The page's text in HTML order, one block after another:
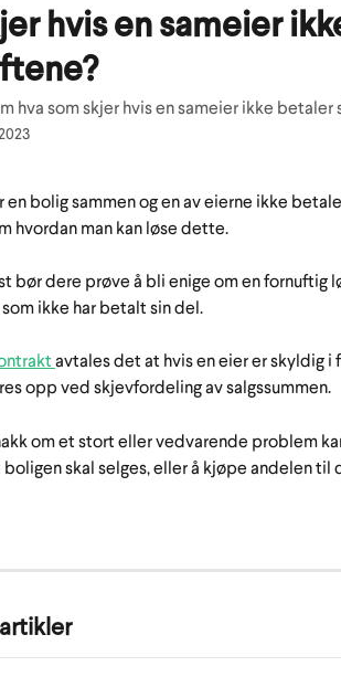
hvis en sameier
hva som skjer hvis en sameier ikke
en bolig sammen og en av eierne ikke
hvordan man kan løse dette.
bør dere prøve å bli enige om en fornuftig
ikke har betalt sin del.
avtales det at hvis en eier er skyldig
opp ved skjevfordeling av salgssummen.
om et stort eller vedvarende problem
skal selges, eller å kjøpe andelen til